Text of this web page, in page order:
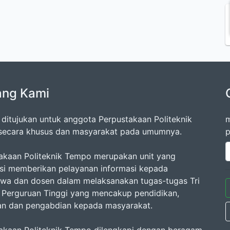
Kami
untuk anggota Perpustakaan Politeknik
khusus dan masyarakat pada umumnya.
Politeknik Tempo merupakan unit yang
memberikan pelayanan informasi kepada
dan dosen dalam melaksanakan tugas-tugas Tri
Tinggi yang mencakup pendidikan,
dan pengabdian kepada masyarakat.